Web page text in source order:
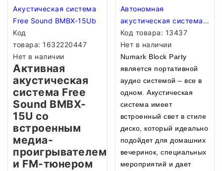
Акустическая система
Free Sound BMBX-15Ub
Код
товара: 1632220447
Нет в наличии
Активная
акустическая
система Free
Sound BMBX-
15U со
встроенным
медиа-
проигрывателем
и FM-тюнером
Автономная
акустическая система
Numark Block Party
Код товара: 13437
Нет в наличии
Numark Block Party
является портативной
аудио системой – все в
одном. Акустическая
система имеет
встроенный свет в стиле
диско, который идеально
подойдет для домашних
вечеринок, специальных
мероприятий и дает